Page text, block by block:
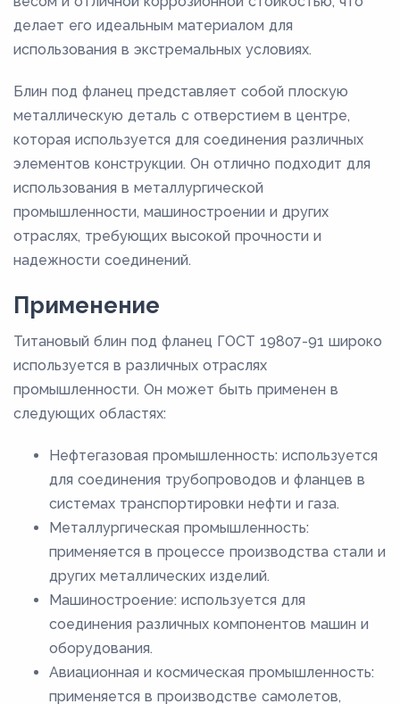
делает его идеальным материалом для
использования в экстремальных условиях.
Блин под фланец представляет собой плоскую
металлическую деталь с отверстием в центре,
которая используется для соединения различных
элементов конструкции. Он отлично подходит для
использования в металлургической
промышленности, машиностроении и других
отраслях, требующих высокой прочности и
надежности соединений.
Применение
Титановый блин под фланец ГОСТ 19807-91 широко
используется в различных отраслях
промышленности. Он может быть применен в
следующих областях:
Нефтегазовая промышленность: используется
для соединения трубопроводов и фланцев в
системах транспортировки нефти и газа.
Металлургическая промышленность:
применяется в процессе производства стали и
других металлических изделий.
Машиностроение: используется для
соединения различных компонентов машин и
оборудования.
Авиационная и космическая промышленность:
применяется в производстве самолетов,